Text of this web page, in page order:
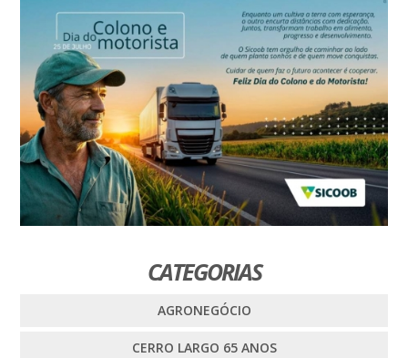
CATEGORIAS
AGRONEGÓCIO
CERRO LARGO 65 ANOS